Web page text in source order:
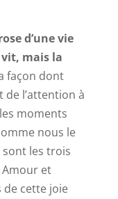
d’une vie
vit, mais la
façon dont
l’attention à
moments
nous le
sont les trois
Amour et
cette joie